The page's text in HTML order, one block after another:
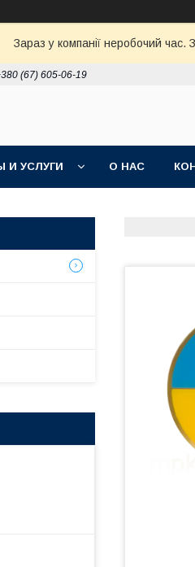
Зараз у компанії неробочий
(67) 605-06-19
И УСЛУГИ О НАС